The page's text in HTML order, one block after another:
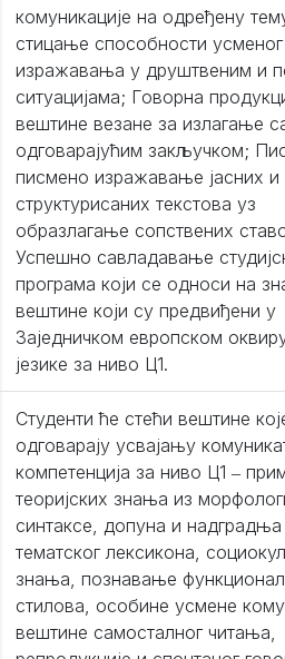
комуникацијe на одређену
стицање способности усменог
изражавања у друштвеним и
ситуацијама; Говорна
вештине везане за излагање
одговарајућим закључком;
писмено изражавање јасних
структурисаних текстова уз
образлагање сопствених
Успешно савладавање
програма који се односи на
вештине коjи су предвиђени у
Заjедничком европском
jезике за ниво Ц1.
Студенти ће стећи вештине
одговарају усвајању
компетенција за ниво Ц1 ‒
теоријских знања из
синтаксе, допуна и надградња
тематског лексикона,
знања, познавање
стилова, особине усмене
вештине самосталног читања,